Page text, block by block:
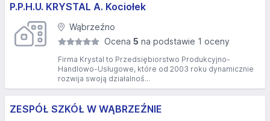
P.P.H.U. KRYSTAL A. Kociołek
Wąbrzeźno
Ocena 5 na podstawie 1 oceny
Firma Krystal to Przedsiębiorstwo Produkcyjno-
Handlowo-Usługowe, które od 2003 roku dynamicznie
rozwija swoją działalnoś...
ZESPÓŁ SZKÓŁ W WĄBRZEŹNIE